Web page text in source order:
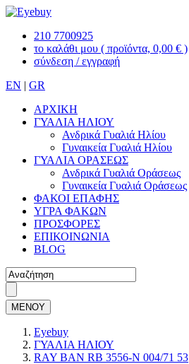
210 7700925
το καλάθι μου ( προϊόντα, 0,00 € )
σύνδεση / εγγραφή
EN | GR
ΑΡΧΙΚΗ
ΓΥΑΛΙΑ ΗΛΙΟΥ
Ανδρικά Γυαλιά Ηλίου
Γυναικεία Γυαλιά Ηλίου
ΓΥΑΛΙΑ ΟΡΑΣΕΩΣ
Ανδρικά Γυαλιά Οράσεως
Γυναικεία Γυαλιά Οράσεως
ΦΑΚΟΙ ΕΠΑΦΗΣ
ΥΓΡΑ ΦΑΚΩΝ
ΠΡΟΣΦΟΡΕΣ
ΕΠΙΚΟΙΝΩΝΙΑ
BLOG
ΜΕΝΟΥ
Eyebuy
ΓΥΑΛΙΑ ΗΛΙΟΥ
RAY BAN RB 3556-N 004/71 53